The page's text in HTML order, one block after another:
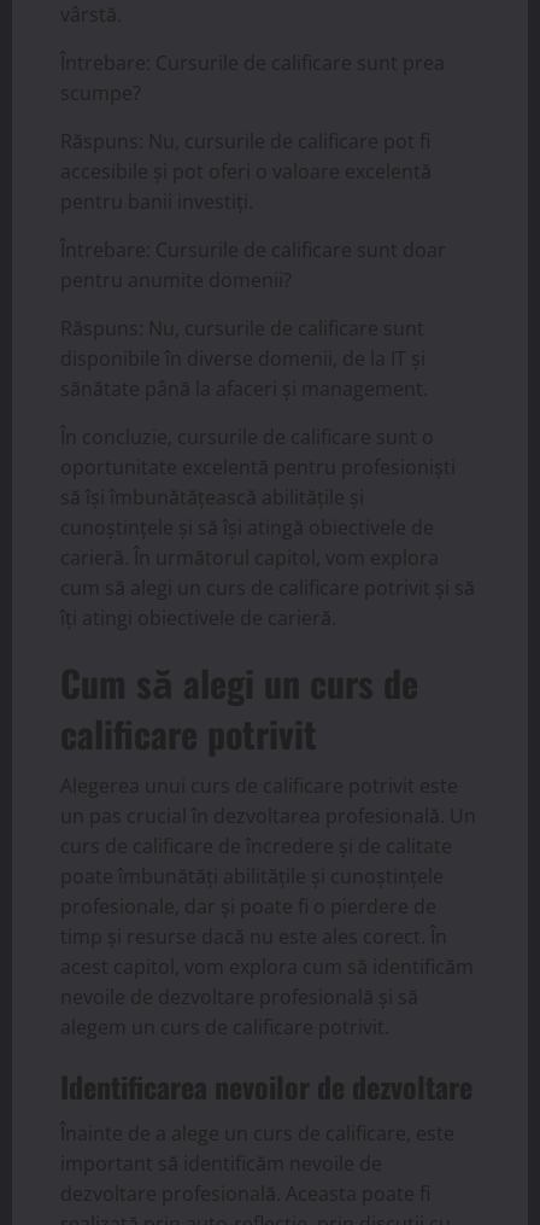
vârstă.
Întrebare: Cursurile de calificare sunt prea
scumpe?
Răspuns: Nu, cursurile de calificare pot fi
accesibile și pot oferi o valoare excelentă
pentru banii investiți.
Întrebare: Cursurile de calificare sunt doar
pentru anumite domenii?
Răspuns: Nu, cursurile de calificare sunt
disponibile în diverse domenii, de la IT și
sănătate până la afaceri și management.
În concluzie, cursurile de calificare sunt o
oportunitate excelentă pentru profesioniști
să își îmbunătățească abilitățile și
cunoștințele și să își atingă obiectivele de
carieră. În următorul capitol, vom explora
cum să alegi un curs de calificare potrivit și să
îți atingi obiectivele de carieră.
Cum să alegi un curs de
calificare potrivit
Alegerea unui curs de calificare potrivit este
un pas crucial în dezvoltarea profesională. Un
curs de calificare de încredere și de calitate
poate îmbunătăți abilitățile și cunoștințele
profesionale, dar și poate fi o pierdere de
timp și resurse dacă nu este ales corect. În
acest capitol, vom explora cum să identificăm
nevoile de dezvoltare profesională și să
alegem un curs de calificare potrivit.
Identificarea nevoilor de dezvoltare
Înainte de a alege un curs de calificare, este
important să identificăm nevoile de
dezvoltare profesională. Aceasta poate fi